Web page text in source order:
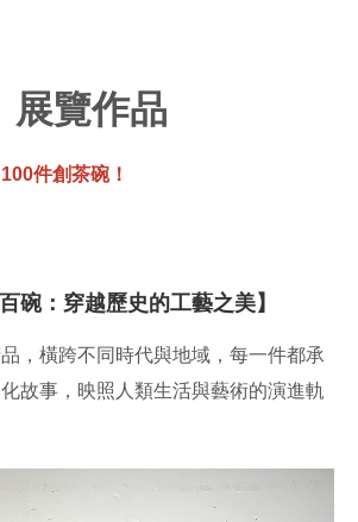
展覽作品
件創茶碗！
碗：穿越歷史的工藝之美】
，橫跨不同時代與地域，每一件都承
故事，映照人類生活與藝術的演進軌